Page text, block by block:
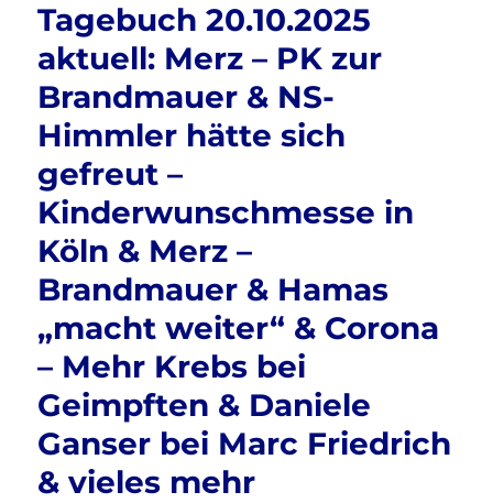
Tagebuch 20.10.2025
aktuell: Merz – PK zur
Brandmauer & NS-
Himmler hätte sich
gefreut –
Kinderwunschmesse in
Köln & Merz –
Brandmauer & Hamas
„macht weiter“ & Corona
– Mehr Krebs bei
Geimpften & Daniele
Ganser bei Marc Friedrich
& vieles mehr